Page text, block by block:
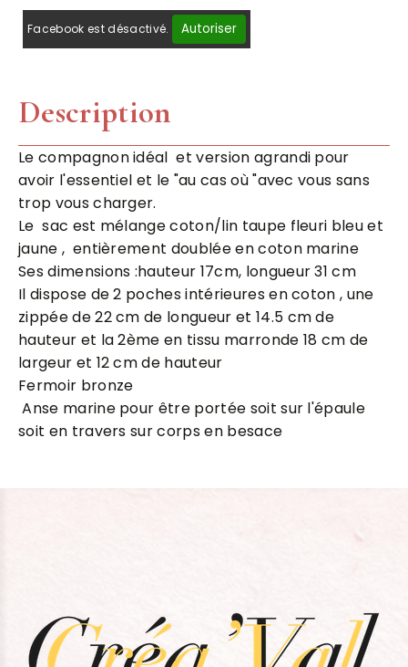
Facebook est désactivé. Autoriser
Description
Le compagnon idéal et version agrandi pour
avoir l'essentiel et le "au cas où "avec vous sans
trop vous charger.
Le sac est mélange coton/lin taupe fleuri bleu et
jaune , entièrement doublée en coton marine
Ses dimensions :hauteur 17cm, longueur 31 cm
Il dispose de 2 poches intérieures en coton , une
zippée de 22 cm de longueur et 14.5 cm de
hauteur et la 2ème en tissu marronde 18 cm de
largeur et 12 cm de hauteur
Fermoir bronze
Anse marine pour être portée soit sur l'épaule
soit en travers sur corps en besace